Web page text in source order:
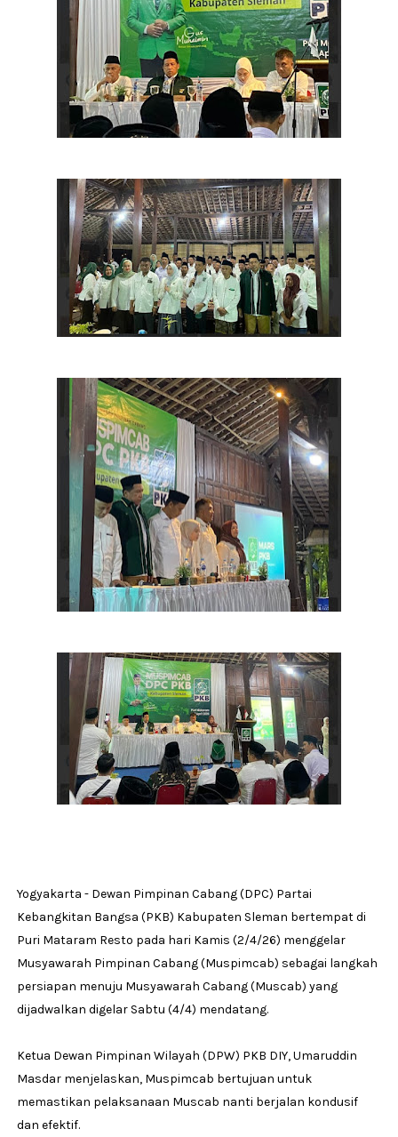
Yogyakarta - Dewan Pimpinan Cabang (DPC) Partai
Kebangkitan Bangsa (PKB) Kabupaten Sleman bertempat di
Puri Mataram Resto pada hari Kamis (2/4/26) menggelar
Musyawarah Pimpinan Cabang (Muspimcab) sebagai langkah
persiapan menuju Musyawarah Cabang (Muscab) yang
dijadwalkan digelar Sabtu (4/4) mendatang.
Ketua Dewan Pimpinan Wilayah (DPW) PKB DIY, Umaruddin
Masdar menjelaskan, Muspimcab bertujuan untuk
memastikan pelaksanaan Muscab nanti berjalan kondusif
dan efektif.